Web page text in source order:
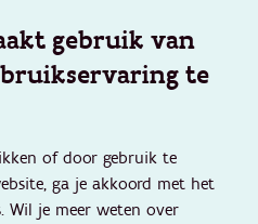
gebruik van
te
of door gebruik te
ga je akkoord met het
Wil je meer weten over